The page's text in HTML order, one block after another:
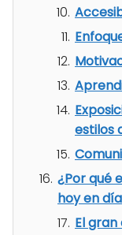
estilos
¿Por qué
hoy en
El